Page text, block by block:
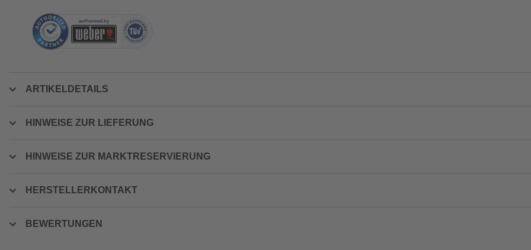
ARTIKELDETAILS
HINWEISE ZUR LIEFERUNG
HINWEISE ZUR MARKTRESERVIERUNG
HERSTELLERKONTAKT
BEWERTUNGEN